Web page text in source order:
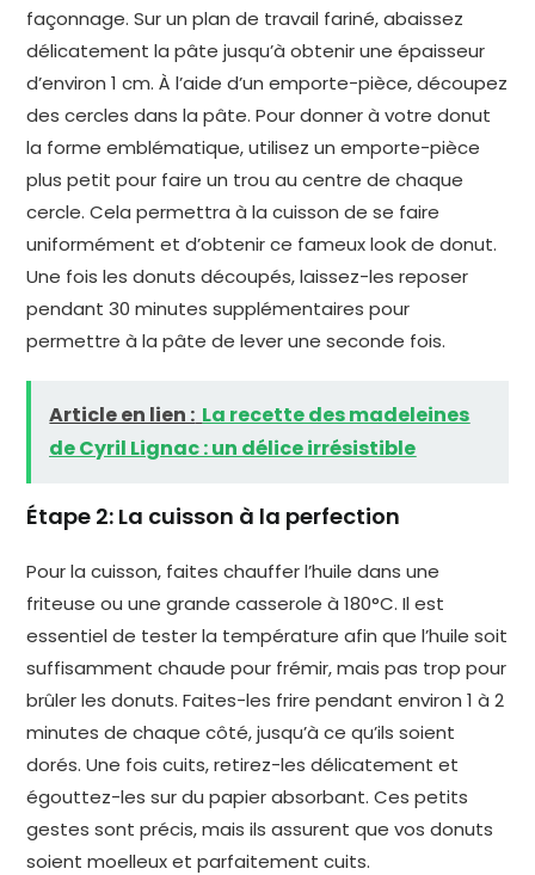
façonnage. Sur un plan de travail fariné, abaissez
délicatement la pâte jusqu’à obtenir une épaisseur
d’environ 1 cm. À l’aide d’un emporte-pièce, découpez
des cercles dans la pâte. Pour donner à votre donut
la forme emblématique, utilisez un emporte-pièce
plus petit pour faire un trou au centre de chaque
cercle. Cela permettra à la cuisson de se faire
uniformément et d’obtenir ce fameux look de donut.
Une fois les donuts découpés, laissez-les reposer
pendant 30 minutes supplémentaires pour
permettre à la pâte de lever une seconde fois.
Article en lien : La recette des madeleines
de Cyril Lignac : un délice irrésistible
Étape 2: La cuisson à la perfection
Pour la cuisson, faites chauffer l’huile dans une
friteuse ou une grande casserole à 180°C. Il est
essentiel de tester la température afin que l’huile soit
suffisamment chaude pour frémir, mais pas trop pour
brûler les donuts. Faites-les frire pendant environ 1 à 2
minutes de chaque côté, jusqu’à ce qu’ils soient
dorés. Une fois cuits, retirez-les délicatement et
égouttez-les sur du papier absorbant. Ces petits
gestes sont précis, mais ils assurent que vos donuts
soient moelleux et parfaitement cuits.